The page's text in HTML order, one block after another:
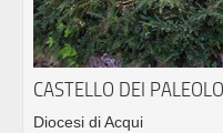
CASTELLO DEI
Diocesi di Acqui